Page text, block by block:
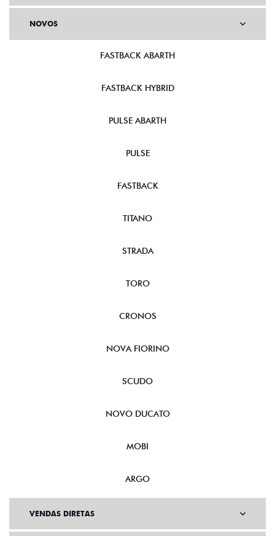
NOVOS
FASTBACK ABARTH
FASTBACK HYBRID
PULSE ABARTH
PULSE
FASTBACK
TITANO
STRADA
TORO
CRONOS
NOVA FIORINO
SCUDO
NOVO DUCATO
MOBI
ARGO
VENDAS DIRETAS